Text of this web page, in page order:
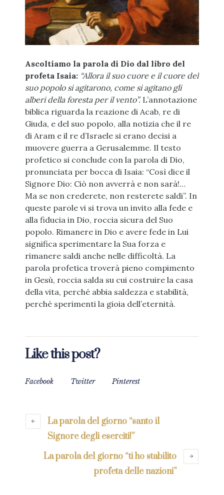
Ascoltiamo la parola di Dio dal libro del
profeta Isaia: “Allora il suo cuore e il cuore del
suo popolo si agitarono, come si agitano gli
alberi della foresta per il vento”.L’annotazione
biblica riguarda la reazione di Acab, re di
Giuda, e del suo popolo, alla notizia che il re
di Aram e il re d’Israele si erano decisi a
muovere guerra a Gerusalemme. Il testo
profetico si conclude con la parola di Dio,
pronunciata per bocca di Isaia: “Così dice il
Signore Dio: Ciò non avverrà e non sarà!…
Ma se non crederete, non resterete saldi”. In
queste parole vi si trova un invito alla fede e
alla fiducia in Dio, roccia sicura del Suo
popolo. Rimanere in Dio e avere fede in Lui
significa sperimentare la Sua forza e
rimanere saldi anche nelle difficoltà. La
parola profetica troverà pieno compimento
in Gesù, roccia salda su cui costruire la casa
della vita, perché abbia saldezza e stabilità,
perché sperimenti la gioia dell’eternità.
Like this post?
Facebook Twitter Pinterest
La parola del giorno “santo il
Signore degli eserciti!”
La parola del giorno “ti ho stabilito
profeta delle nazioni”